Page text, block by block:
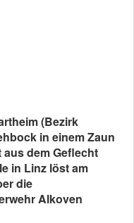
(Bezirk
in einem Zaun
dem Geflecht
in Linz löst am
die
Alkoven